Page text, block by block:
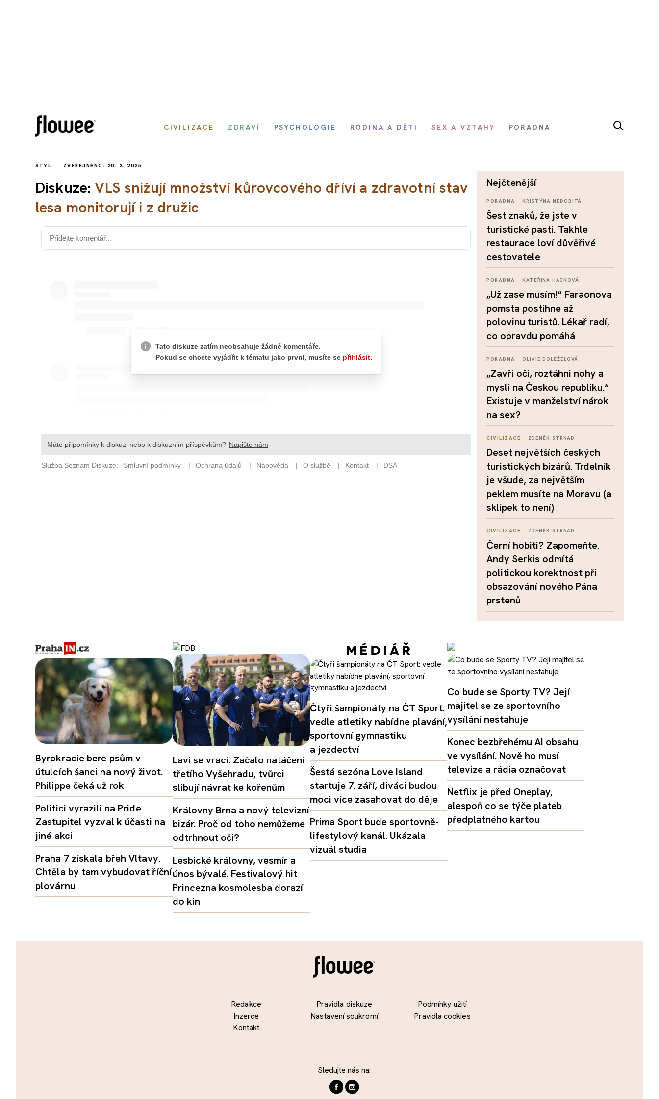
CIVILIZACE ZDRAVÍ PSYCHOLOGIE RODINA A DĚTI SEX A VZTAHY PORADNA
STYL ZVEŘEJNĚNO: 20. 3. 2025
Diskuze:VLS snižují množství kůrovcového dříví a zdravotní stav
lesa monitorují i z družic
nejčtenější
PORADNA KRISTÝNA NEDOBITÁ
Šest znaků, že jste v
turistické pasti. Takhle
restaurace loví důvěřivé
cestovatele
PORADNA KATEŘINA HÁJKOVÁ
„Už zase musím!“ Faraonova
pomsta postihne až
polovinu turistů. Lékař radí,
co opravdu pomáhá
PORADNA OLIVIE DOLEŽELOVÁ
„Zavři oči, roztáhni nohy a
mysli na Českou republiku.“
Existuje v manželství nárok
na sex?
CIVILIZACE ZDENĚK STRNAD
Deset největších českých
turistických bizárů. Trdelník
je všude, za největším
peklem musíte na Moravu (a
sklípek to není)
CIVILIZACE ZDENĚK STRNAD
Černí hobiti? Zapomeňte.
Andy Serkis odmítá
politickou korektnost při
obsazování nového Pána
prstenů
Byrokracie bere psům v
útulcích šanci na nový život.
Philippe čeká už rok
Politici vyrazili na Pride.
Zastupitel vyzval k účasti na
jiné akci
Praha 7 získala břeh Vltavy.
Chtěla by tam vybudovat říční
plovárnu
Lavi se vrací. Začalo natáčení
třetího Vyšehradu, tvůrci
slibují návrat ke kořenům
Královny Brna a nový televizní
bizár. Proč od toho nemůžeme
odtrhnout oči?
Lesbické královny, vesmír a
únos bývalé. Festivalový hit
Princezna kosmolesba dorazí
do kin
Čtyři šampionáty na ČT Sport:
vedle atletiky nabídne plavání,
sportovní gymnastiku
a jezdectví
Šestá sezóna Love Island
startuje 7. září, diváci budou
moci více zasahovat do děje
Prima Sport bude sportovně-
lifestylový kanál. Ukázala
vizuál studia
Co bude se Sporty TV? Její
majitel se ze sportovního
vysílání nestahuje
Konec bezbřehému AI obsahu
ve vysílání. Nově ho musí
televize a rádia označovat
Netflix je před Oneplay,
alespoň co se týče plateb
předplatného kartou
Redakce
Inzerce
Kontakt
Pravidla diskuze
Nastavení soukromí
Podmínky užití
Pravidla cookies
Sledujte nás na: